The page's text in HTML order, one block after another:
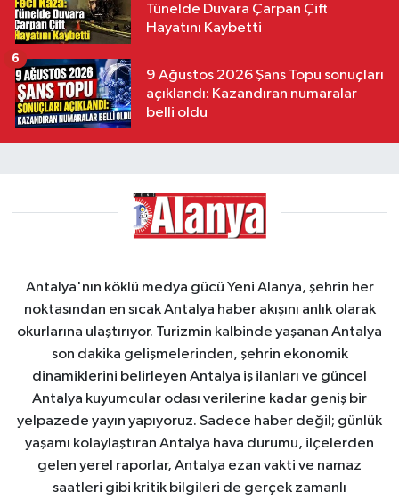
Tünelde Duvara Çarpan Çift
Hayatını Kaybetti
9 Ağustos 2026 Şans Topu sonuçları
açıklandı: Kazandıran numaralar
belli oldu
6
Antalya'nın köklü medya gücü Yeni Alanya, şehrin her
noktasından en sıcak Antalya haber akışını anlık olarak
okurlarına ulaştırıyor. Turizmin kalbinde yaşanan Antalya
son dakika gelişmelerinden, şehrin ekonomik
dinamiklerini belirleyen Antalya iş ilanları ve güncel
Antalya kuyumcular odası verilerine kadar geniş bir
yelpazede yayın yapıyoruz. Sadece haber değil; günlük
yaşamı kolaylaştıran Antalya hava durumu, ilçelerden
gelen yerel raporlar, Antalya ezan vakti ve namaz
saatleri gibi kritik bilgileri de gerçek zamanlı